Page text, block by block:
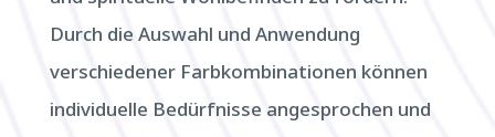
Durch die Auswahl und Anwendung
verschiedener Farbkombinationen können
individuelle Bedürfnisse angesprochen und